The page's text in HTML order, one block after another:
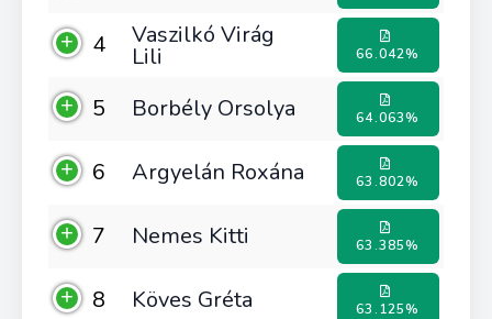
4 Vaszilkó Virág
Lili 66.042%
5 Borbély Orsolya 64.063%
6 Argyelán Roxána 63.802%
7 Nemes Kitti 63.385%
8 Köves Gréta 63.125%